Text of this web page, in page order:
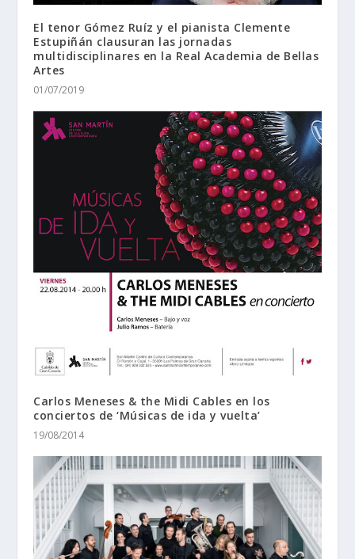
El tenor Gómez Ruíz y el pianista Clemente
Estupiñán clausuran las jornadas
multidisciplinares en la Real Academia de Bellas
Artes
01/07/2019
Carlos Meneses & the Midi Cables en los
conciertos de ‘Músicas de ida y vuelta’
19/08/2014